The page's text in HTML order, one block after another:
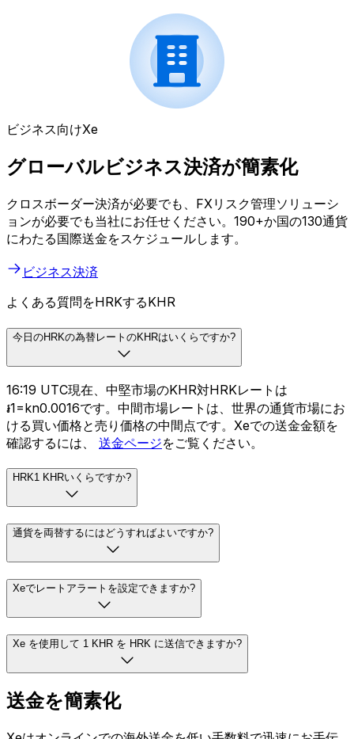
ビジネス向けXe
グローバルビジネス決済が簡素化
クロスボーダー決済が必要でも、FXリスク管理ソリューシ
ョンが必要でも当社にお任せください。190+か国の130通貨
にわたる国際送金をスケジュールします。
ビジネス決済
よくある質問をHRKするKHR
今日のHRKの為替レートのKHRはいくらですか?
16:19 UTC現在、中堅市場のKHR対HRKレートは
៛1=kn0.0016です。中間市場レートは、世界の通貨市場にお
ける買い価格と売り価格の中間点です。Xeでの送金金額を
確認するには、 送金ページをご覧ください。
HRK1 KHRいくらですか?
通貨を両替するにはどうすればよいですか?
Xeでレートアラートを設定できますか?
Xe を使用して 1 KHR を HRK に送信できますか?
送金を簡素化